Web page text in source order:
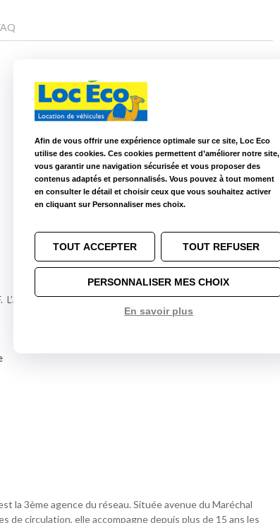
Nos autres agences à proximité
Loc Eco Poitiers 105,6 km
Loc Eco La Roche sur Yon 168,8 km
se situe à 50 mètres après le RP de la Madeleine,
la 3ème agence du réseau. Située avenue du Maréchal
de circulation, elle accompagne depuis plus de 15 ans les
Afin de vous offrir une expérience optimale sur ce site, Loc Eco
utilise des cookies. Ces cookies permettent d’améliorer notre site,
vous garantir une navigation sécurisée et vous proposer des
contenus adaptés et personnalisés. Vous pouvez à tout moment
en consulter le détail et choisir ceux que vous souhaitez activer
en cliquant sur Personnaliser mes choix.
TOUT ACCEPTER TOUT REFUSER
PERSONNALISER MES CHOIX
En savoir plus